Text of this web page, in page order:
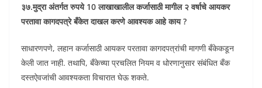
३७.मुद्रा अंतर्गत रुपये 10 लाखाखालील कर्जासाठी मागील २ वर्षाचे आयकर
परतावा कागदपत्रे बँकेत दाखल करणे आवश्यक आहे काय ?
साधारणपणे, लहान कर्जासाठी आयकर परतावा कागदपत्रांची मागणी बँकेकडून
केली जात नाही. तथापि, बँकेच्या प्रचलित नियम व धोरणानुसार संबंधित बँक
दस्तऐवजांची आवश्यकता विचारात घेऊ शकते.